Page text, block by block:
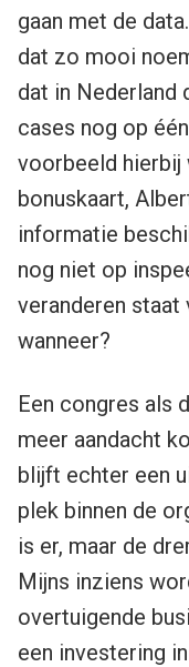
gaan met de
dat zo mooi
dat in Nederland
cases nog op
voorbeeld hierbij
bonuskaart,
informatie
nog niet op
veranderen staat
wanneer?
Een congres als
meer aandacht
blijft echter een
plek binnen de
is er, maar de
Mijns inziens
overtuigende
een investering